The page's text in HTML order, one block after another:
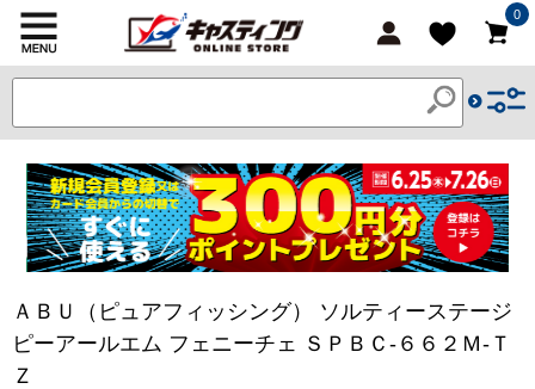
0
ＡＢＵ（ピュアフィッシング） ソルティーステージ
ピーアールエム フェニーチェ ＳＰＢＣ-６６２Ｍ-Ｔ
Ｚ